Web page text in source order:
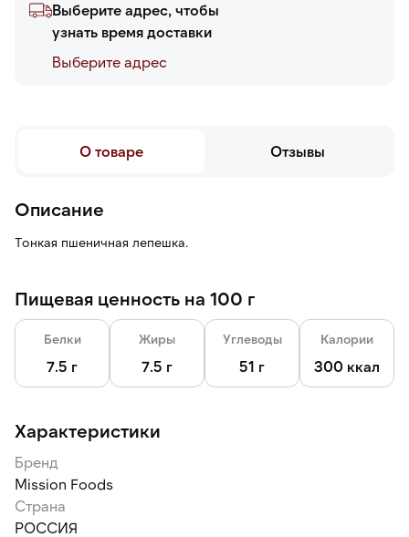
Выберите адрес, чтобы
узнать время доставки
Выберите адреc
О товаре Отзывы
Описание
Тонкая пшеничная лепешка.
Пищевая ценность на 100 г
Белки
7.5 г
Жиры
7.5 г
Углеводы
51 г
Калории
300 ккал
Характеристики
Бренд
Mission Foods
Страна
РОССИЯ